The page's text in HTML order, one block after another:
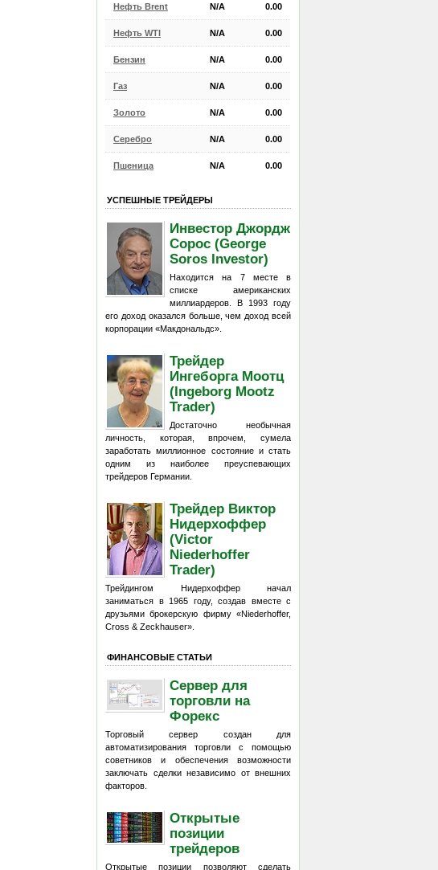
Нефть Brent N/A 0.00
Нефть WTI N/A 0.00
Бензин N/A 0.00
Газ N/A 0.00
Золото N/A 0.00
Серебро N/A 0.00
Пшеница N/A 0.00
УСПЕШНЫЕ ТРЕЙДЕРЫ
Инвестор Джордж
Сорос (George
Soros Investor)
Находится на 7 месте в
списке американских
миллиардеров. В 1993 году
его доход оказался больше, чем доход всей
корпорации «Макдональдс».
Трейдер
Ингеборга Моотц
(Ingeborg Mootz
Trader)
Достаточно необычная
личность, которая, впрочем, сумела
заработать миллионное состояние и стать
одним из наиболее преуспевающих
трейдеров Германии.
Трейдер Виктор
Нидерхоффер
(Victor
Niederhoffer
Trader)
Трейдингом Нидерхоффер начал
заниматься в 1965 году, создав вместе с
друзьями брокерскую фирму «Niederhoffer,
Cross & Zeckhauser».
ФИНАНСОВЫЕ СТАТЬИ
Сервер для
торговли на
Форекс
Торговый сервер создан для
автоматизирования торговли с помощью
советников и обеспечения возможности
заключать сделки независимо от внешних
факторов.
Открытые
позиции
трейдеров
Открытые позиции позволяют сделать